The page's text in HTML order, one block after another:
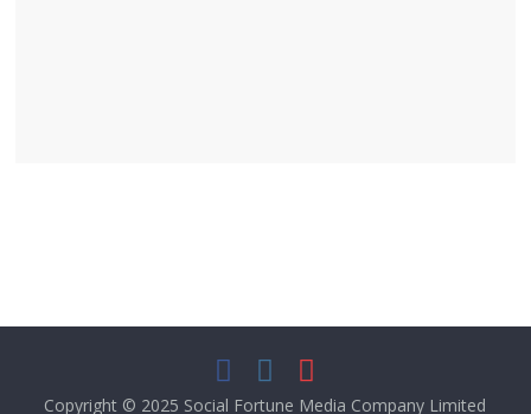
Copyright © 2025 Social Fortune Media Company Limited